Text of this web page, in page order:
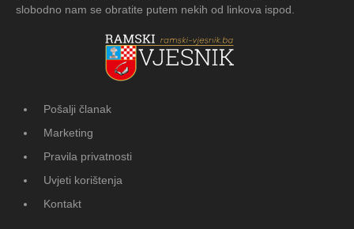
slobodno nam se obratite putem nekih od linkova ispod.
Pošalji članak
Marketing
Pravila privatnosti
Uvjeti korištenja
Kontakt